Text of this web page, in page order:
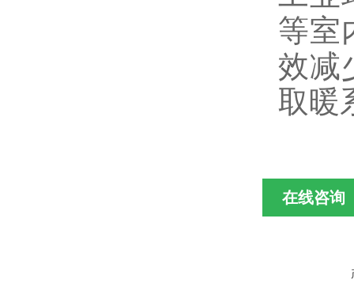
等室
效减
取暖
在线咨询